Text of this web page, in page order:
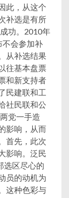
此，从这个
补选是有所
功。2010年
不会参加补
从补选结果
往基本盘票
和新支持者
民建联和工
社民联和公
党一手造
影响，从而
首先，此次
影响。泛民
选区尽心的
员的动机为
这种色彩与